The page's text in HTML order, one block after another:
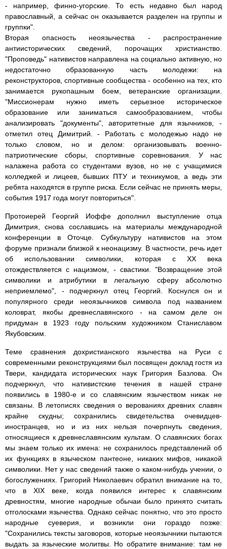
- например, финно-угорские. То есть недавно был народ
православный, а сейчас он оказывается разделен на группы и
группки".
Вторая опасность неоязычества - распространение
антиисторических сведений, порочащих христианство.
"Проповедь" нативистов направлена на социально активную, но
недостаточно образованную часть молодежи: на
реконструкторов, спортивные сообщества - особенно на тех, кто
занимается рукопашным боем, ветеранские организации.
"Миссионерам нужно иметь серьезное историческое
образование или заниматься самообразованием, чтобы
анализировать "документы", авторитетные для язычников, -
отметил отец Димитрий. - Работать с молодежью надо не
только словом, но и делом: организовывать военно-
патриотические сборы, спортивные соревнования. У нас
налажена работа со студентами вузов, но не с учащимися
колледжей и лицеев, бывших ПТУ и техникумов, а ведь эти
ребята находятся в группе риска. Если сейчас не принять меры,
события 1917 года могут повториться".
Протоиерей Георгий Иоффе дополнил выступление отца
Димитрия, снова сославшись на материалы международной
конференции в Оточце. Субкультуру нативистов на этом
форуме признали близкой к неонацизму. В частности, речь идет
об использовании символики, которая с ХХ века
отождествляется с нацизмом, - свастики. "Возвращение этой
символики и атрибутики в легальную сферу абсолютно
неприемлемо", - подчеркнул отец Георгий. Коснулся он и
популярного среди неоязычников символа под названием
коловрат, якобы древнеславянского - на самом деле он
придуман в 1923 году польским художником Станиславом
Якубовским.
Теме сравнения дохристианского язычества на Руси с
современными реконструкциями был посвящен доклад гостя из
Твери, кандидата исторических наук Григория Базлова. Он
подчеркнул, что нативистские течения в нашей стране
появились в 1980-е и со славянским язычеством никак не
связаны. В летописях сведения о верованиях древних славян
крайне скудны; сохранились свидетельства очевидцев-
иностранцев, но и из них нельзя почерпнуть сведения,
относящиеся к древнеславянским культам. О славянских богах
мы знаем только их имена: не сохранилось представлений об
их функциях в языческом пантеоне, никаких мифов, никакой
символики. Нет у нас сведений также о каком-нибудь учении, о
богослужениях. Григорий Николаевич обратил внимание на то,
что в XIX веке, когда появился интерес к славянским
древностям, многие народные обычаи было принято считать
отголосками язычества. Однако сейчас понятно, что это просто
народные суеверия, и возникли они гораздо позже:
"Сохранились тексты заговоров, которые неоязычники пытаются
выдать за языческие молитвы. Но обратите внимание: там не